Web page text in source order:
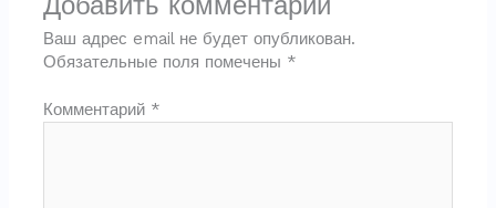
Ваш адрес email не будет опубликован.
Обязательные поля помечены *
Комментарий *